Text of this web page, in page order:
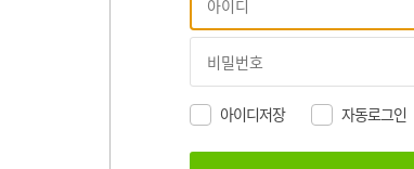
아이디저장 자동로그인